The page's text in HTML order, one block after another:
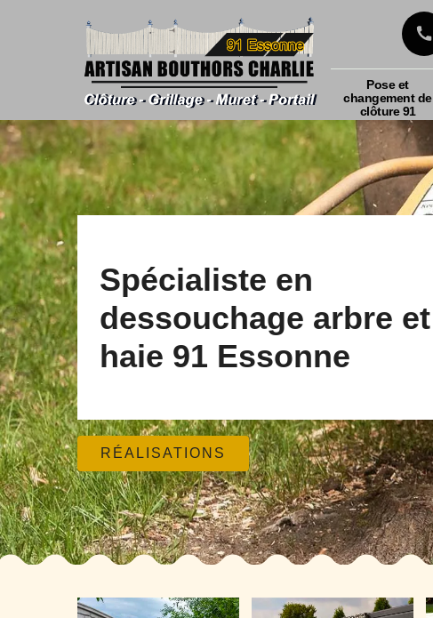
Pose et
changement de
clôture 91
Spécialiste en
dessouchage arbre et
haie 91 Essonne
RÉALISATIONS